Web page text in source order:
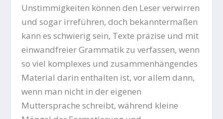
Unstimmigkeiten können den Leser verwirren
und sogar irreführen, doch bekanntermaßen
kann es schwierig sein, Texte präzise und mit
einwandfreier Grammatik zu verfassen, wenn
so viel komplexes und zusammenhängendes
Material darin enthalten ist, vor allem dann,
wenn man nicht in der eigenen
Muttersprache schreibt, während kleine